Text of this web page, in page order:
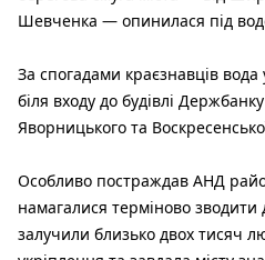
Шевченка — опинилася під
За спогадами краєзнавців вода
біля входу до будівлі
Яворницького та
Особливо постраждав АНД
намагалися терміново
залучили близько двох тисяч